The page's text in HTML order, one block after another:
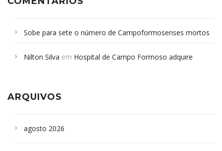
Sobe para sete o número de Campoformosenses mortos
Campoformosenses que morreram em desabamentos são
Nilton Silva em Hospital de Campo Formoso adquire
ARQUIVOS
agosto 2026